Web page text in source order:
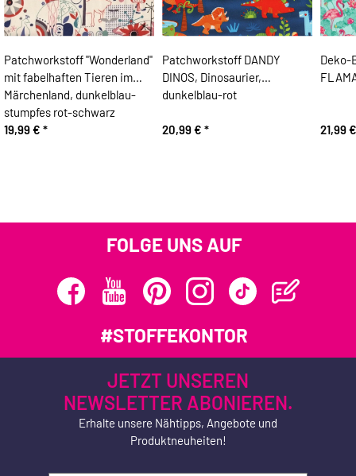
Patchworkstoff "Wonderland"
mit fabelhaften Tieren im
Märchenland, dunkelblau-
stumpfes rot-schwarz
19,99 € *
Patchworkstoff DANDY
DINOS, Dinosaurier,
dunkelblau-rot
20,99 € *
Deko-
21,99
FOLGE UNS AUF
#STOFFEKONTOR
JETZT UNSEREN
NEWSLETTER ABONIEREN.
Erhalte unsere Nähtipps, Angebote und
Produktneuheiten!